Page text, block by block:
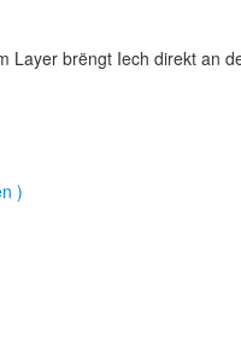
Layer brëngt Iech direkt an
)